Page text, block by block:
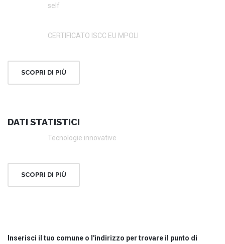
self
CERTIFICATO ISCC EU MPOLI
SCOPRI DI PIÙ
DATI STATISTICI
Tecnologie innovative
SCOPRI DI PIÙ
Inserisci il tuo comune o l'indirizzo per trovare il punto di